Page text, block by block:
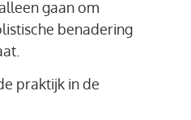
gaan om
benadering
praktijk in de